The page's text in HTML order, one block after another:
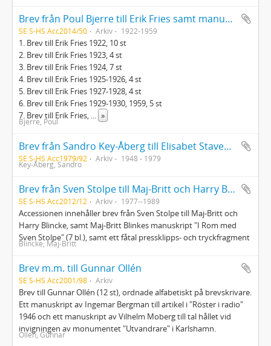
Brev från Poul Bjerre till Erik Fries samt manuskript
SE S-HS Acc2014/50 Arkiv 1922-1959
1. Brev till Erik Fries 1922, 10 st
2. Brev till Erik Fries 1923, 4 st
3. Brev till Erik Fries 1924, 7 st
4. Brev till Erik Fries 1925-1926, 4 st
5. Brev till Erik Fries 1927-1928, 4 st
6. Brev till Erik Fries 1929-1930, 1959, 5 st
7. Brev till Erik Fries, ... »
Bjerre, Poul
Brev från Sandro Key-Åberg till Elisabet Stavenow; manuskript av Sandro Key-Åberg; pressklipp rörande Sandro Key-Åberg; brev till Sandro Key-Åberg från Arne (Sand?); tryck och inbjudningskort rörande Uppsalas studentliv som tillhört Sandro Key-Åberg och Elisabet Stavenow
SE S-HS Acc1979/92 Arkiv 1948 - 1979
Key-Åberg, Sandro
Brev från Sven Stolpe till Maj-Britt och Harry Blincke
SE S-HS Acc2012/12 Arkiv 1977--1989
Accessionen innehåller brev från Sven Stolpe till Maj-Britt och
Harry Blincke, samt Maj-Britt Blinkes manuskript "I Rom med
Sven Stolpe" (7 bl.), samt ett fåtal pressklipps- och tryckfragment
Blincke, Maj-Britt
Brev m.m. till Gunnar Ollén
SE S-HS Acc2001/98 Arkiv
Brev till Gunnar Ollén (12 st), ordnade alfabetiskt på brevskrivare.
Ett manuskript av Ingemar Bergman till artikel i "Röster i radio"
1946 och ett manuskript av Vilhelm Moberg till tal hållet vid
invigningen av monumentet "Utvandrare" i Karlshamn.
Ollén, Gunnar